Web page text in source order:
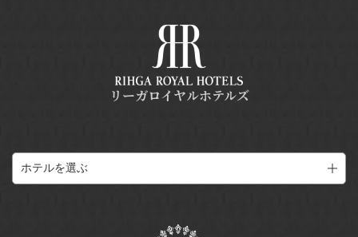
リーガロイヤルホテルズ
ホテルを選ぶ